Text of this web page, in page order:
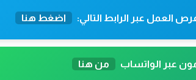
العمل عبر الرابط التالي: اضغط هنا
عبر الواتساب من هنا